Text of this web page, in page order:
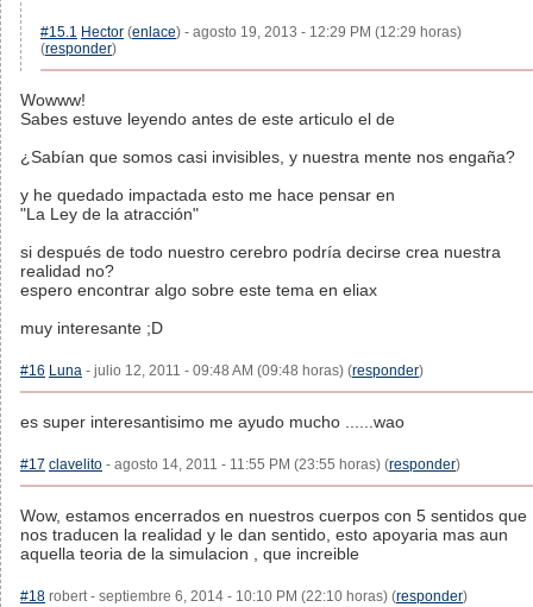
#15.1 Hector (enlace) - agosto 19, 2013 - 12:29 PM (12:29 horas)
(responder)
Wowww!
Sabes estuve leyendo antes de este articulo el de
¿Sabían que somos casi invisibles, y nuestra mente nos engaña?
y he quedado impactada esto me hace pensar en
"La Ley de la atracción"
si después de todo nuestro cerebro podría decirse crea nuestra
realidad no?
espero encontrar algo sobre este tema en eliax
muy interesante ;D
#16 Luna - julio 12, 2011 - 09:48 AM (09:48 horas) (responder)
es super interesantisimo me ayudo mucho ......wao
#17 clavelito - agosto 14, 2011 - 11:55 PM (23:55 horas) (responder)
Wow, estamos encerrados en nuestros cuerpos con 5 sentidos que
nos traducen la realidad y le dan sentido, esto apoyaria mas aun
aquella teoria de la simulacion , que increible
#18 robert - septiembre 6, 2014 - 10:10 PM (22:10 horas) (responder)